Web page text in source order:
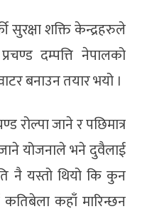
सुरक्षा शक्ति केन्द्रहरुले
दम्पत्ति नेपालको
बनाउन तयार भयो ।
रोल्पा जाने र पछिमात्र
जाने योजनाले भने दुवैलाई
नै यस्तो थियो कि कुन
कतिबेला कहाँ मारिन्छन